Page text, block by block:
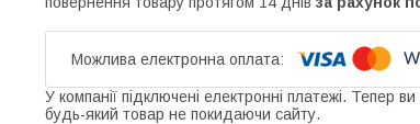
У компанії підключені електронні платежі. Тепер
будь-який товар не покидаючи сайту.